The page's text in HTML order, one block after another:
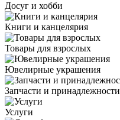
Досуг и хобби
Книги и канцелярия
Товары для взрослых
Ювелирные украшения
Запчасти и принадлежности
Услуги